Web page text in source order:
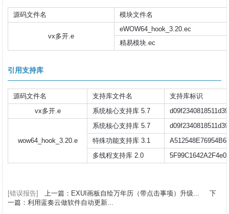
源码文件名 模块文件名
vx多开.e
eWOW64_hook_3.20.ec
精易模块.ec
引用支持库
源码文件名 支持库文件名
支持库标识
vx多开.e
系统核心支持库 5.7
wow64_hook_3.20.e
系统核心支持库 5.7
特殊功能支持库 3.1
多线程支持库 2.0
[错误报告] 上一篇：EXUI画板自绘万年历（带点击事项）升级...
下
一篇：利用蓝奏云做软件自动更新...